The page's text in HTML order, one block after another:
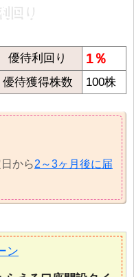
回り
優待利回り 1％
優待獲得株数 100株
から2～3ヶ月後に届